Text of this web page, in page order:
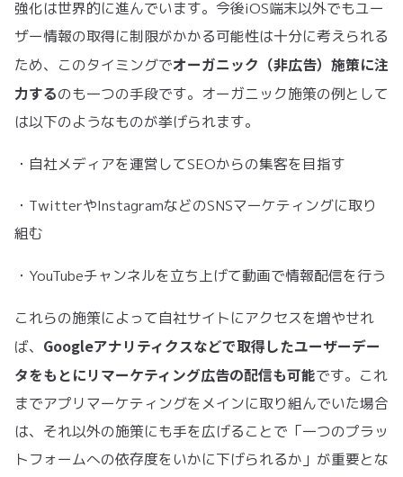
強化は世界的に進んでいます。今後iOS端末以外でもユー
ザー情報の取得に制限がかかる可能性は十分に考えられる
ため、このタイミングでオーガニック（非広告）施策に注
力するのも一つの手段です。オーガニック施策の例として
は以下のようなものが挙げられます。
・自社メディアを運営してSEOからの集客を目指す
・TwitterやInstagramなどのSNSマーケティングに取り
組む
・YouTubeチャンネルを立ち上げて動画で情報配信を行う
これらの施策によって自社サイトにアクセスを増やせれ
ば、 Googleアナリティクスなどで取得したユーザーデー
タをもとにリマーケティング広告の配信も可能です。これ
までアプリマーケティングをメインに取り組んでいた場合
は、それ以外の施策にも手を広げることで「一つのプラッ
トフォームへの依存度をいかに下げられるか」が重要とな